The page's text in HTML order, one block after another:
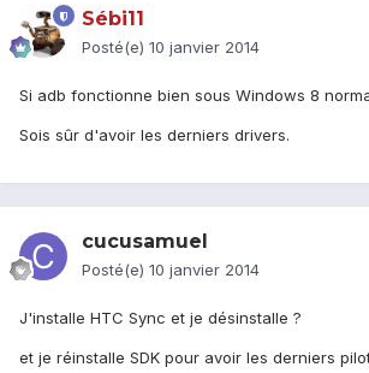
Sébi11
Posté(e) 10 janvier 2014
Si adb fonctionne bien sous Windows 8
Sois sûr d'avoir les derniers drivers.
cucusamuel
Posté(e) 10 janvier 2014
J'installe HTC Sync et je désinstalle ?
et je réinstalle SDK pour avoir les derniers